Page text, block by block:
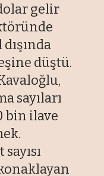
gelir
düştü.
sayıları
bin ilave